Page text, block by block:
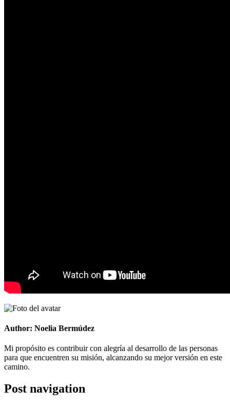
Author: Noelia Bermúdez
Mi propósito es contribuir con alegría al desarrollo de las personas
para que encuentren su misión, alcanzando su mejor versión en este
camino.
Post navigation